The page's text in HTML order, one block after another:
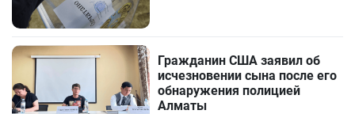
Гражданин США заявил об
исчезновении сына после его
обнаружения полицией
Алматы